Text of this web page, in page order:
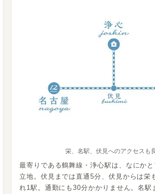
栄、名駅、伏見へのアクセスも
最寄りである鶴舞線・浄心駅は、なにか
立地。伏見までは直通5分、伏見からは栄
れ1駅。通勤にも30分かかりません。名駅